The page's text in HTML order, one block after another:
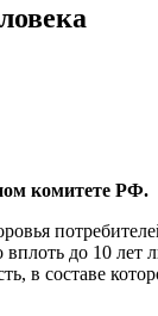
комитете РФ.
до 10
в составе